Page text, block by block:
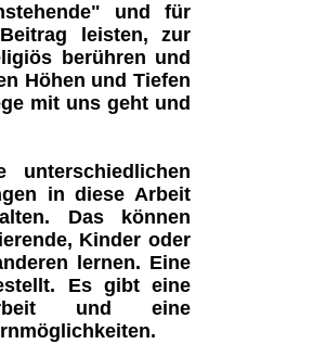
und für
leisten, zur
berühren und
Höhen und Tiefen
mit uns geht und
in diese Arbeit
Das können
, Kinder oder
lernen. Eine
Es gibt eine
und eine